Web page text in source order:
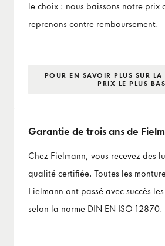
le choix : nous baissons notre prix
reprenons contre remboursement.
POUR EN SAVOIR PLUS SUR
PRIX LE PLUS BAS
Garantie de trois ans de
Chez Fielmann, vous recevez des
qualité certifiée. Toutes les
Fielmann ont passé avec succès
selon la norme DIN EN ISO 12870.